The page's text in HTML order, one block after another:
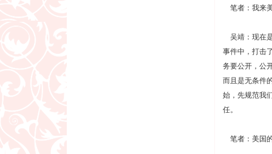
笔者：我来
吴靖：现在
事件中，打击
务要公开，公
而且是无条件
始，先规范我
任。
笔者：美国